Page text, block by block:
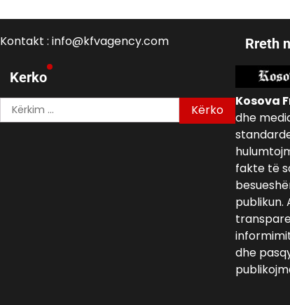
Kontakt : info@kfvagency.com
Kerko
Kërko
për:
Rreth
Kosova
dhe
fakte të
publikun.
dhe